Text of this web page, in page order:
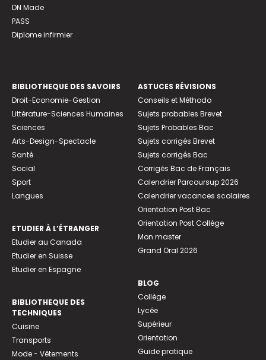
DN Made
PASS
Diplome infirmier
BIBLIOTHEQUE DES SAVOIRS
Droit-Economie-Gestion
Littérature-Sciences Humaines
Sciences
Arts-Design-Spectacle
Santé
Social
Sport
Langues
ETUDIER À L’ÉTRANGER
Etudier au Canada
Etudier en Suisse
Etudier en Espagne
BIBLIOTHEQUE DES
TECHNIQUES
Cuisine
Transports
Mode - Vêtements
ASTUCES RÉVISIONS
Conseils et Méthodo
Sujets probables Brevet
Sujets Probables Bac
Sujets corrigés Brevet
Sujets corrigés Bac
Corrigés Bac de Français
Calendrier Parcoursup 2026
Calendrier vacances scolaires
Orientation Post Bac
Orientation Post Collège
Mon master
Grand Oral 2026
BLOG
Collège
Lycée
Supérieur
Orientation
Guide pratique